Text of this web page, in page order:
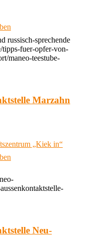
russisch-sprechende
tipps-fuer-opfer-von-
maneo-teestube-
Marzahn
„Kiek in“
Neu-